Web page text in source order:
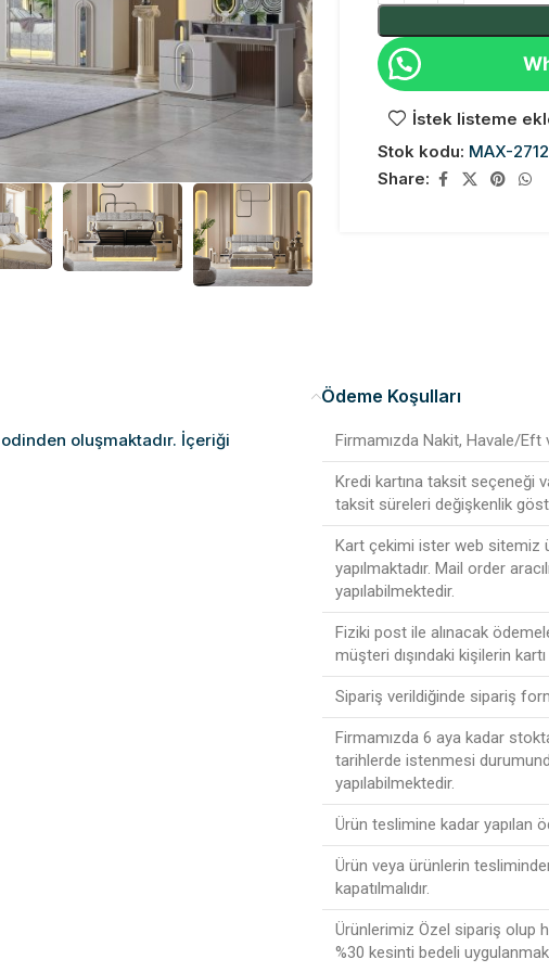
İstek listeme
Stok kodu: MAX-
Share:
oluşmaktadır. İçeriği
Ödeme Koşulları
Firmamızda Nakit, Havale/
Kredi kartına taksit seçeneği
taksit süreleri değişkenlik
Kart çekimi ister web sitemiz
yapılmaktadır. Mail order
yapılabilmektedir.
Fiziki post ile alınacak
müşteri dışındaki kişilerin
Sipariş verildiğinde sipariş
Firmamızda 6 aya kadar
tarihlerde istenmesi
yapılabilmektedir.
Ürün teslimine kadar yapılan
Ürün veya ürünlerin
kapatılmalıdır.
Ürünlerimiz Özel sipariş olup
%30 kesinti bedeli